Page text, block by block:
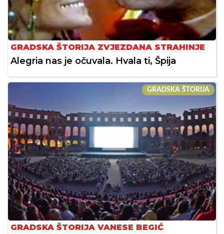
GRADSKA ŠTORIJA ZVJEZDANA STRAHINJE
Alegria nas je očuvala. Hvala ti, Špija
GRADSKA ŠTORIJA
GRADSKA ŠTORIJA VANESE BEGIĆ